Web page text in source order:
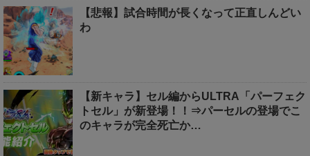
【悲報】試合時間が長くなって正直しんどい
わ
【新キャラ】セル編からULTRA「パーフェク
トセル」が新登場！！⇒パーセルの登場でこ
のキャラが完全死亡か…